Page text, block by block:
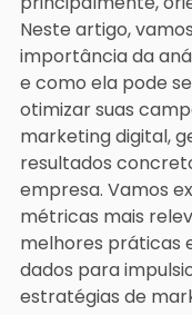
Neste artigo,
importância da
e como ela pode
otimizar suas
marketing digital,
resultados
empresa. Vamos
métricas mais
melhores práticas
dados para
estratégias de